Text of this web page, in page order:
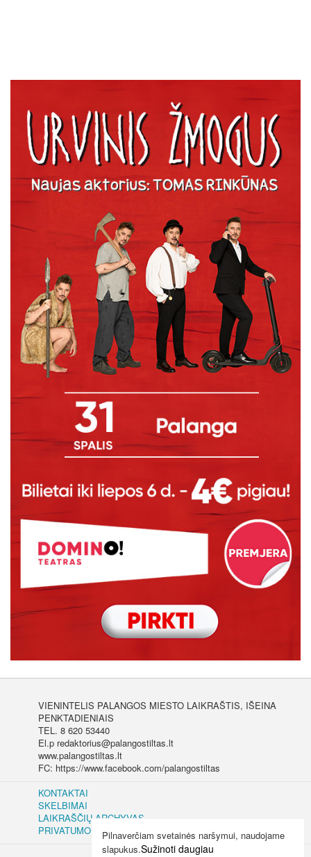
VIENINTELIS PALANGOS MIESTO LAIKRAŠTIS, IŠEINA
PENKTADIENIAIS
TEL. 8 620 53440
El.p redaktorius@palangostiltas.lt
www.palangostiltas.lt
FC: https://www.facebook.com/palangostiltas
KONTAKTAI
SKELBIMAI
LAIKRAŠČIŲ ARCHYVAS
PRIVATUMO IR SLAPUKŲ POLITIKA
Pilnaverčiam svetainės naršymui, naudojame
slapukus.Sužinoti daugiau